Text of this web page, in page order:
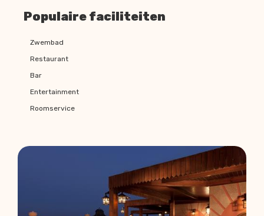
Populaire faciliteiten
Zwembad
Restaurant
Bar
Entertainment
Roomservice